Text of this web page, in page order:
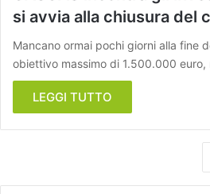
si avvia alla chiusura del
Mancano ormai pochi giorni alla fine
obiettivo massimo di 1.500.000 euro,
LEGGI TUTTO